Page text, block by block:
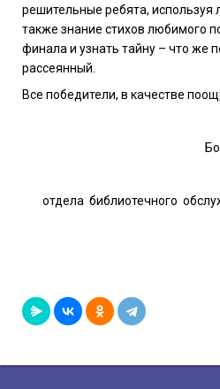
решительные ребята, используя
также знание стихов любимого
финала и узнать тайну – что же
рассеянный.
Все победители, в качестве
отдела библиотечного